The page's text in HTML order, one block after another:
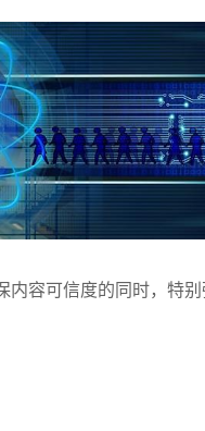
容可信度的同时，特别